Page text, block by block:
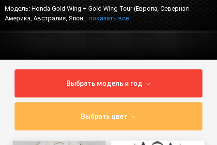
+7 (910) 684-44-88
info@мотопластик.рф
Модель: Honda Gold Wing + Gold Wing Tour (Европа, Северная
Америка, Австралия, Япон... показать все
Выбрать модель и год
Выбрать цвет